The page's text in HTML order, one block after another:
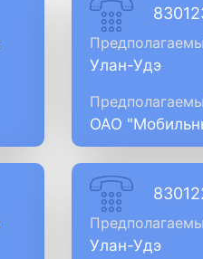
Улан-Удэ
ОАО
Улан-Удэ